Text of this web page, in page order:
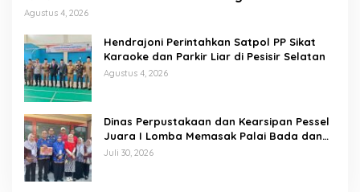
Agustus 4, 2026
Hendrajoni Perintahkan Satpol PP Sikat
Karaoke dan Parkir Liar di Pesisir Selatan
Agustus 4, 2026
Dinas Perpustakaan dan Kearsipan Pessel
Juara I Lomba Memasak Palai Bada dan
Lamang Golek
Juli 30, 2026